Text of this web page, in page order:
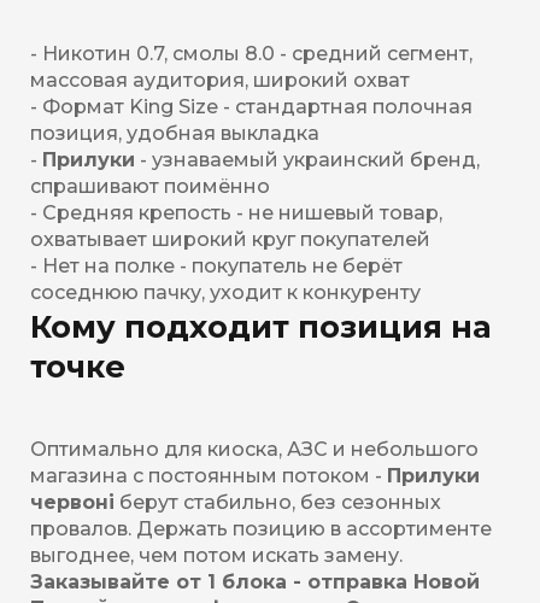
- Никотин 0.7, смолы 8.0 - средний сегмент,
массовая аудитория, широкий охват
- Формат King Size - стандартная полочная
позиция, удобная выкладка
- Прилуки - узнаваемый украинский бренд,
спрашивают поимённо
- Средняя крепость - не нишевый товар,
охватывает широкий круг покупателей
- Нет на полке - покупатель не берёт
соседнюю пачку, уходит к конкуренту
Кому подходит позиция на
точке
Оптимально для киоска, АЗС и небольшого
магазина с постоянным потоком - Прилуки
червоні берут стабильно, без сезонных
провалов. Держать позицию в ассортименте
выгоднее, чем потом искать замену.
Заказывайте от 1 блока - отправка Новой